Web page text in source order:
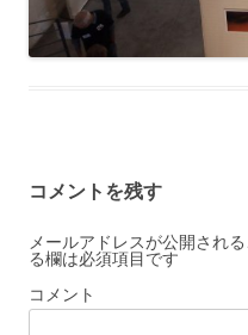
コメントを残す
メールアドレスが公開される
る欄は必須項目です
コメント